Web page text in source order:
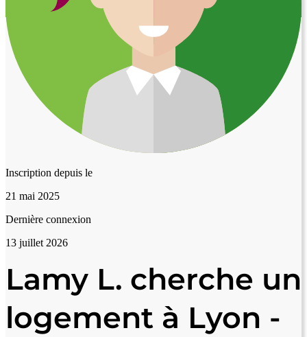
Inscription depuis le
21 mai 2025
Dernière connexion
13 juillet 2026
Lamy L. cherche un
logement à Lyon -